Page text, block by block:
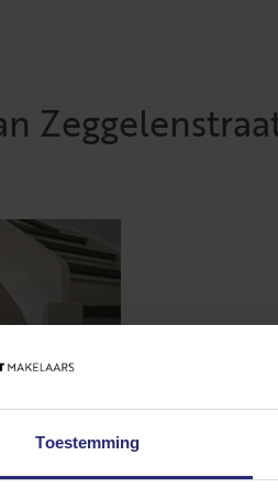
Toestemming